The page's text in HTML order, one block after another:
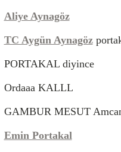
Aliye Aynagöz
TC Aygün Aynagöz
PORTAKAL diyince
Ordaaa KALLL
GAMBUR MESUT
Emin Portakal